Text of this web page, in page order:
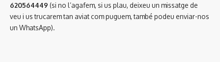
620564449 (si no l’agafem, si us plau, deixeu un missatge de
veu i us trucarem tan aviat com puguem, també podeu enviar-nos
un WhatsApp).